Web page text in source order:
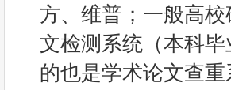
方、维普；一般高
文检测系统（本科
的也是学术论文查